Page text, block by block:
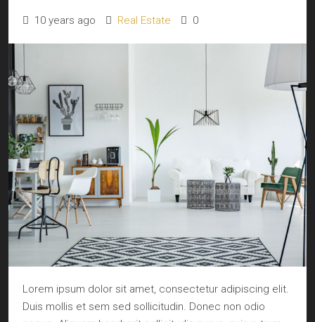
10 years ago Real Estate 0
Lorem ipsum dolor sit amet, consectetur adipiscing elit.
Duis mollis et sem sed sollicitudin. Donec non odio